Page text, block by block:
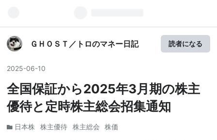
ＧＨＯＳＴ／トロのマネー日記 読者になる
2025-06-10
全国保証から2025年3月期の株主
優待と定時株主総会招集通知
日本株 株主優待 株主総会 株価